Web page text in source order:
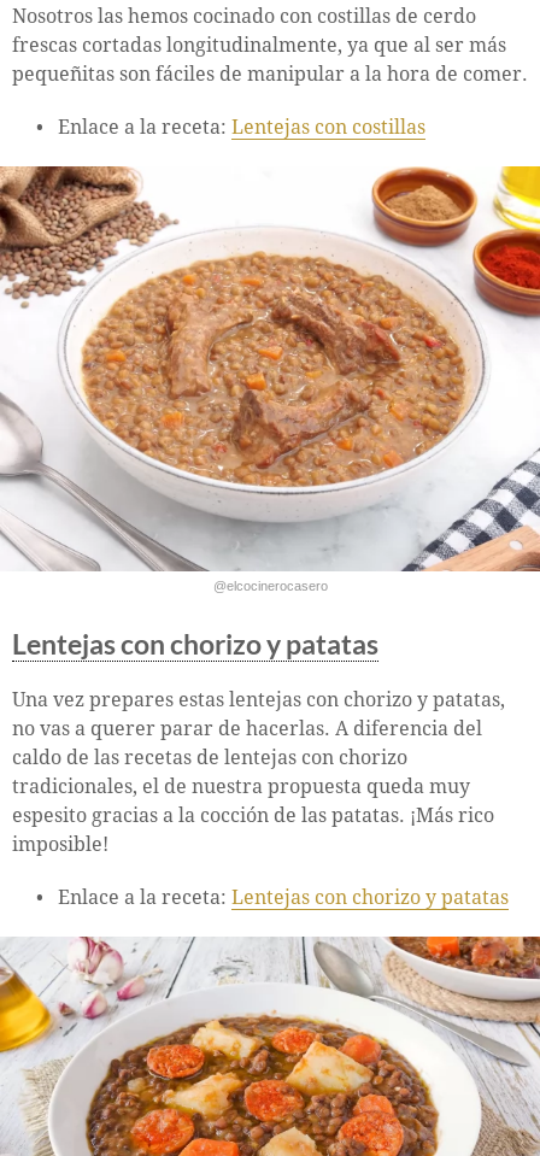
Nosotros las hemos cocinado con costillas de cerdo
frescas cortadas longitudinalmente, ya que al ser más
pequeñitas son fáciles de manipular a la hora de comer.
Enlace a la receta: Lentejas con costillas
@elcocinerocasero
Lentejas con chorizo y patatas
Una vez prepares estas lentejas con chorizo y patatas,
no vas a querer parar de hacerlas. A diferencia del
caldo de las recetas de lentejas con chorizo
tradicionales, el de nuestra propuesta queda muy
espesito gracias a la cocción de las patatas. ¡Más rico
imposible!
Enlace a la receta: Lentejas con chorizo y patatas